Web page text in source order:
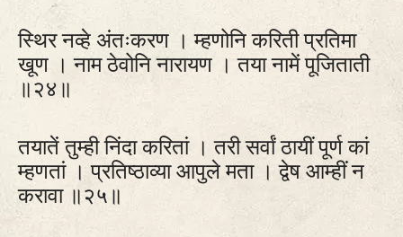
स्थिर नव्हे अंतःकरण । म्हणोनि करिती प्रतिमा
खूण । नाम ठेवोनि नारायण । तया नामें पूजिताती
॥२४॥
तयातें तुम्ही निंदा करितां । तरी सर्वां ठायीं पूर्ण कां
म्हणतां । प्रतिष्‍ठाव्या आपुले मता । द्वेष आम्हीं न
करावा ॥२५॥